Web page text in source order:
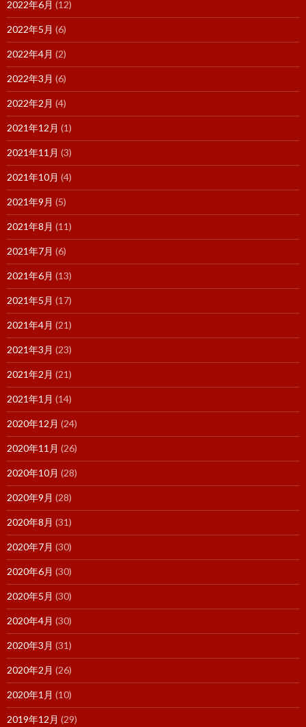
2022年6月 (12)
2022年5月 (6)
2022年4月 (2)
2022年3月 (6)
2022年2月 (4)
2021年12月 (1)
2021年11月 (3)
2021年10月 (4)
2021年9月 (5)
2021年8月 (11)
2021年7月 (6)
2021年6月 (13)
2021年5月 (17)
2021年4月 (21)
2021年3月 (23)
2021年2月 (21)
2021年1月 (14)
2020年12月 (24)
2020年11月 (26)
2020年10月 (28)
2020年9月 (28)
2020年8月 (31)
2020年7月 (30)
2020年6月 (30)
2020年5月 (30)
2020年4月 (30)
2020年3月 (31)
2020年2月 (26)
2020年1月 (10)
2019年12月 (29)